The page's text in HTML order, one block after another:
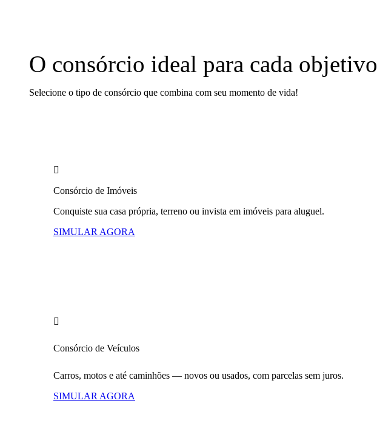
O consórcio ideal para cada objetivo
Selecione o tipo de consórcio que combina com seu momento de vida!
Consórcio de Imóveis
Conquiste sua casa própria, terreno ou invista em imóveis para aluguel.
SIMULAR AGORA​
Consórcio de Veículos
Carros, motos e até caminhões — novos ou usados, com parcelas sem juros.
SIMULAR AGORA